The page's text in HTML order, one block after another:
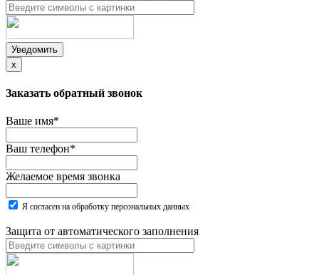
Уведомить
x
Заказать обратный звонок
Ваше имя*
Ваш телефон*
Желаемое время звонка
Я согласен на обработку персональных данных
Защита от автоматического заполнения